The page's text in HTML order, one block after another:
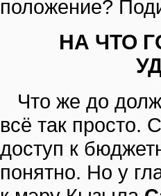
положение?
НА ЧТО
Что же до
всё так просто.
доступ к
понятно. Но у